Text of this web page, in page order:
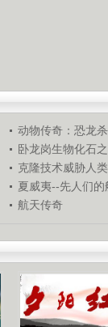
动物传奇：恐龙
卧龙岗生物化石
克隆技术威胁人
夏威夷--先人们的
航天传奇